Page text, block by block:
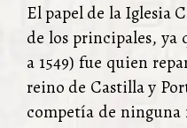
El papel de la Iglesia
de los principales, ya
a 1549) fue quien
reino de Castilla y
competía de ninguna